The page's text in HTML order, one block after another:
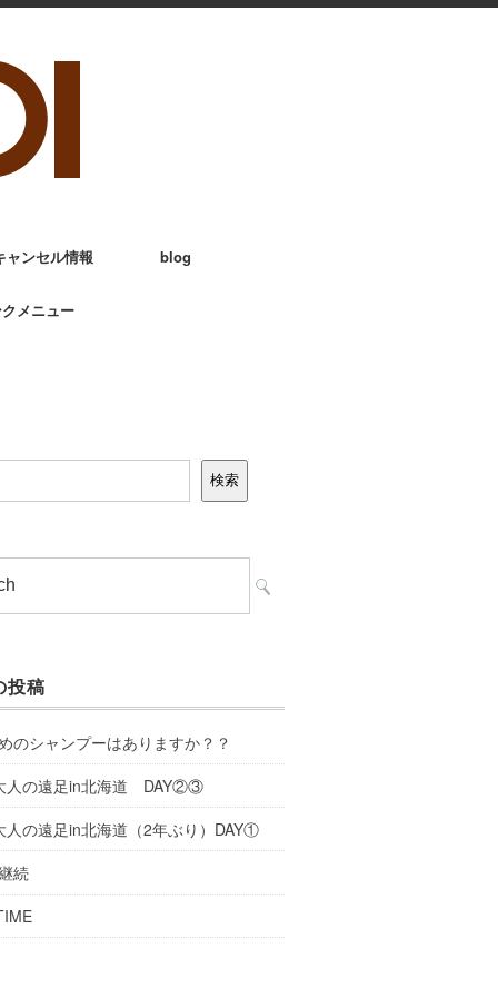
ャンセル情報 blog
クメニュー
検索
投稿
のシャンプーはありますか？？
人の遠足in北海道 DAY②③
人の遠足in北海道（2年ぶり）DAY①
続